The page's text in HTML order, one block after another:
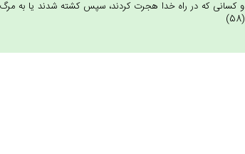
و كسانى كه در راه خدا هجرت كردند، سپس كشته شدند يا به مرگ
(58)